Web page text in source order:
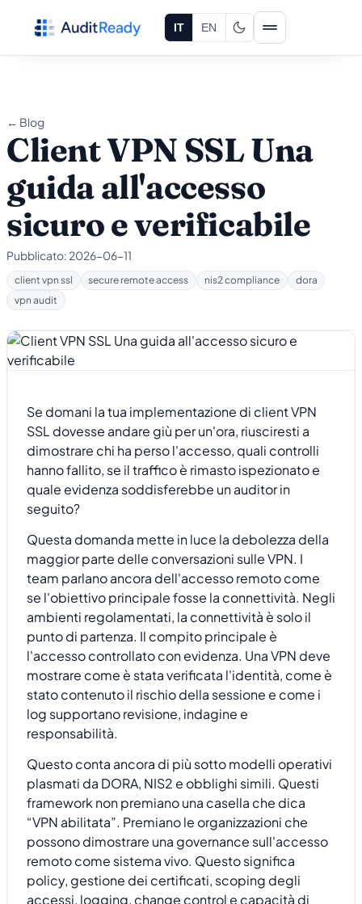
IT EN
← Blog
Client VPN SSL Una
guida all'accesso
sicuro e verificabile
Pubblicato: 2026-06-11
client vpn ssl secure remote access nis2 compliance
dora
vpn audit
Se domani la tua implementazione di client VPN
SSL dovesse andare giù per un'ora, riusciresti a
dimostrare chi ha perso l'accesso, quali controlli
hanno fallito, se il traffico è rimasto ispezionato e
quale evidenza soddisferebbe un auditor in
seguito?
Questa domanda mette in luce la debolezza della
maggior parte delle conversazioni sulle VPN. I
team parlano ancora dell'accesso remoto come
se l'obiettivo principale fosse la connettività. Negli
ambienti regolamentati, la connettività è solo il
punto di partenza. Il compito principale è
l'accesso controllato con evidenza. Una VPN deve
mostrare come è stata verificata l'identità, come è
stato contenuto il rischio della sessione e come i
log supportano revisione, indagine e
responsabilità.
Questo conta ancora di più sotto modelli operativi
plasmati da DORA, NIS2 e obblighi simili. Questi
framework non premiano una casella che dica
“VPN abilitata”. Premiano le organizzazioni che
possono dimostrare una governance sull'accesso
remoto come sistema vivo. Questo significa
policy, gestione dei certificati, scoping degli
accessi, logging, change control e capacità di